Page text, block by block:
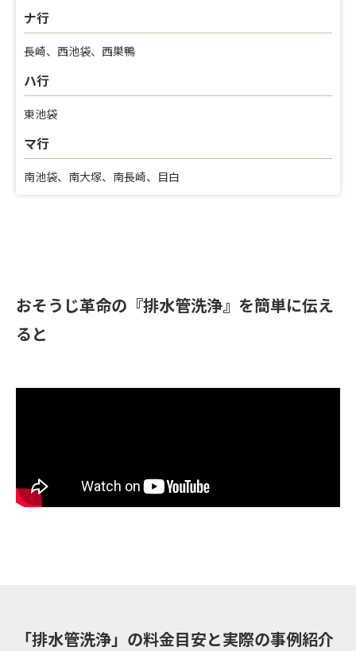
ナ行
長崎、西池袋、西巣鴨
ハ行
東池袋
マ行
南池袋、南大塚、南長崎、目白
おそうじ革命の『排水管洗浄』を簡単に伝え
ると
「排水管洗浄」の料金目安と実際の事例紹介